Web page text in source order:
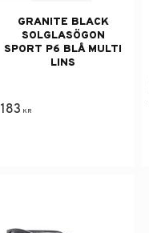
GRANITE BLACK
SOLGLASÖGON
SPORT P6 BLÅ MULTI
LINS
183 KR